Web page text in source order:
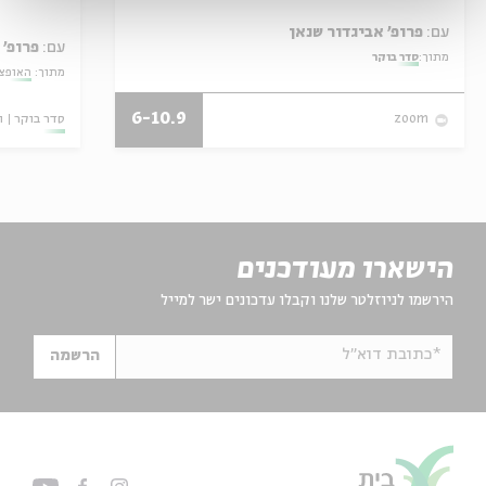
עם:
מתוך:סדר בוקר
zoom
6-10.9
עם: פרופ'
מתוך:
סדר בוקר
הישארו מעודכנים
הירשמו לניוזלטר שלנו וקבלו עדכונים ישר למייל
*כתובת דוא"ל הרשמה